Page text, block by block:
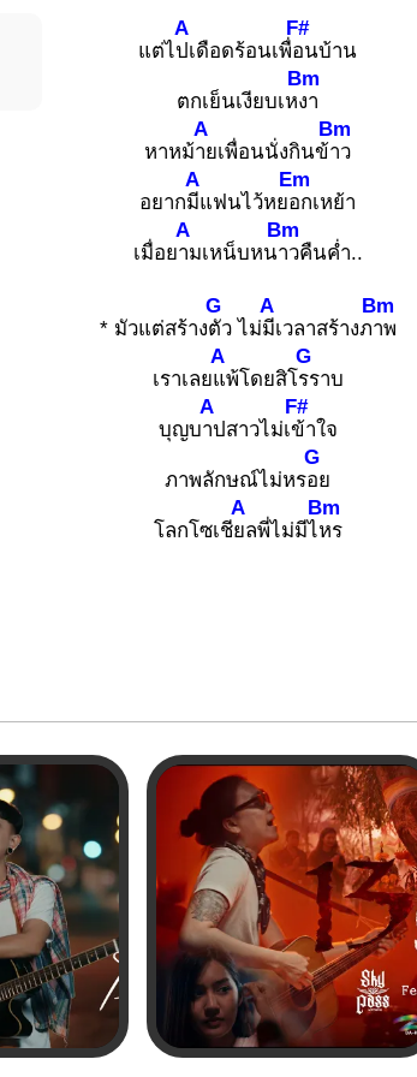
แต่ไ
A
ปเดือดร้อนเพื่
F#
อนบ้าน
ตกเย็นเงียบเห
Bm
งา
หาหม้
A
ายเพื่อนนั่งกินข้
Bm
าว
อยาก
A
มีแฟนไว้หย
Em
อกเหย้า
เมื่อย
A
ามเหน็บหน
Bm
าวคืนค่ำ..
* มัวแต่สร้าง
G
ตัว ไม่
A
มีเวลาสร้างภ
Bm
าพ
เราเลย
A
แพ้โดยสิโ
G
รราบ
บุญบ
A
าปสาวไม่เ
F#
ข้าใจ
ภาพลักษณ์ไม่หร
G
อย
โลกโซเชี
A
ยลพี่ไม่มีไ
Bm
หร